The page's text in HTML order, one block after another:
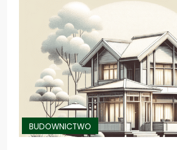
BUDOWNICTWO